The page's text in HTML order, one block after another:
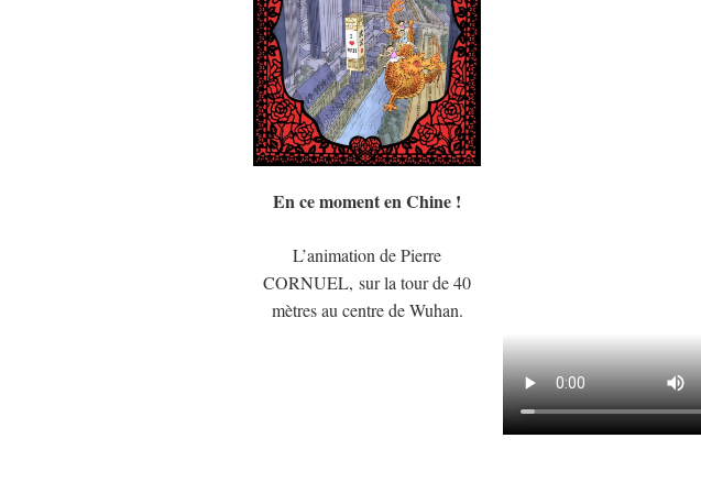
En ce moment en Chine !
L’animation de Pierre
CORNUEL, sur la tour de 40
mètres au centre de Wuhan.